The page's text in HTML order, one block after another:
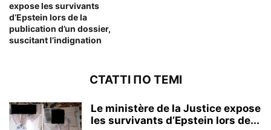
expose les survivants
d’Epstein lors de la
publication d’un dossier,
suscitant l’indignation
СТАТТІ ПО ТЕМІ
Le ministère de la Justice expose
les survivants d’Epstein lors de...